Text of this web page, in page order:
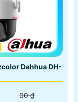
Dahhua DH-
00 ₫